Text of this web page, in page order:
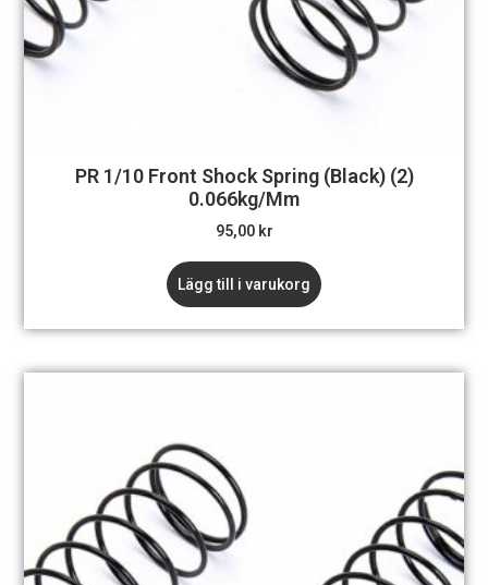
PR 1/10 Front Shock Spring (Black) (2)
0.066kg/mm
95,00 kr
Lägg till i varukorg